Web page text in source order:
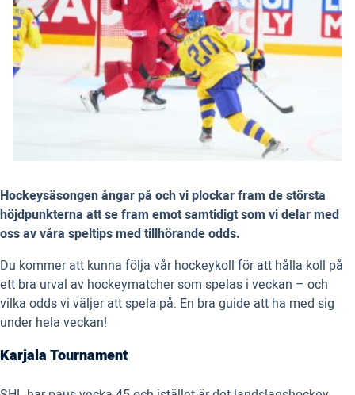
Hockeysäsongen ångar på och vi plockar fram de största
höjdpunkterna att se fram emot samtidigt som vi delar med
oss av våra speltips med tillhörande odds.
Du kommer att kunna följa vår hockeykoll för att hålla koll på
ett bra urval av hockeymatcher som spelas i veckan – och
vilka odds vi väljer att spela på. En bra guide att ha med sig
under hela veckan!
Karjala Tournament